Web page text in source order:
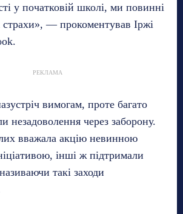
у початковій школі, ми повинні
страхи», — прокоментував Іржі
РЕКЛАМА
вимогам, проте багато
незадоволення через заборону.
вважала акцію невинною
інші ж підтримали
такі заходи